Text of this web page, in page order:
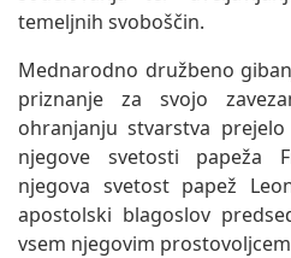
temeljnih svoboščin.
Mednarodno družbeno
priznanje za svojo
ohranjanju stvarstva
njegove svetosti papeža
njegova svetost papež
apostolski blagoslov
vsem njegovim